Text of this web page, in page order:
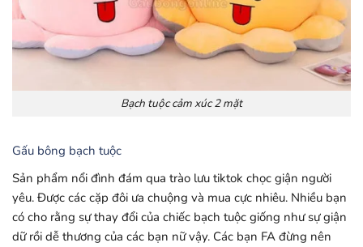
Bạch tuộc cảm xúc 2 mặt
Gấu bông bạch tuộc
Sản phẩm nổi đình đám qua trào lưu tiktok chọc giận người
yêu. Được các cặp đôi ưa chuộng và mua cực nhiêu. Nhiều bạn
có cho rằng sự thay đổi của chiếc bạch tuộc giống như sự giận
dữ rồi dễ thương của các bạn nữ vậy. Các bạn FA đừng nên